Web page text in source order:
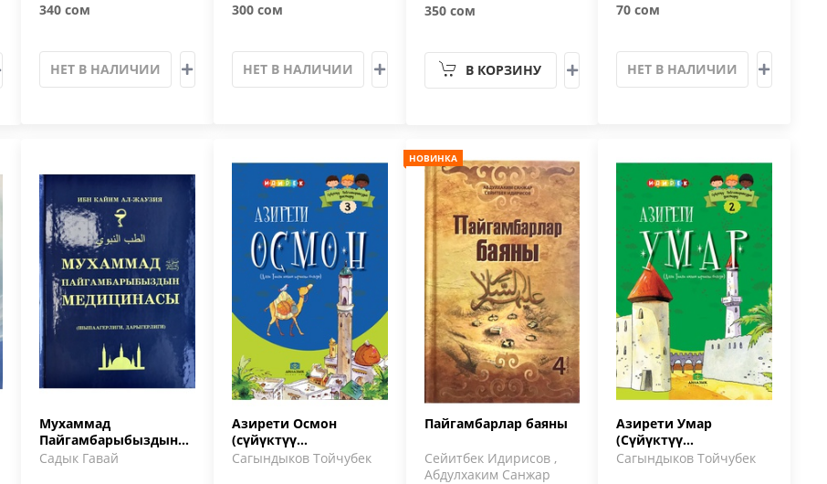
340 сом
НЕТ В НАЛИЧИИ
300 сом
НЕТ В НАЛИЧИИ
350 сом
В КОРЗИНУ
70 сом
НЕТ В НАЛИЧИИ
Мухаммад
Пайгамбарыбыздын
медицинасы
Садык Гавай
Азирети Осмон
(сүйүктүү
Пайгамбарыбыздын
Сагындыков Тойчубек
НОВИНКА
Пайгамбарлар баяны
Сейитбек Идирисов ,
Абдулхаким Санжар
Азирети Умар
(Сүйүктүү
Пайгамбарыбыздын
Сагындыков Тойчубек